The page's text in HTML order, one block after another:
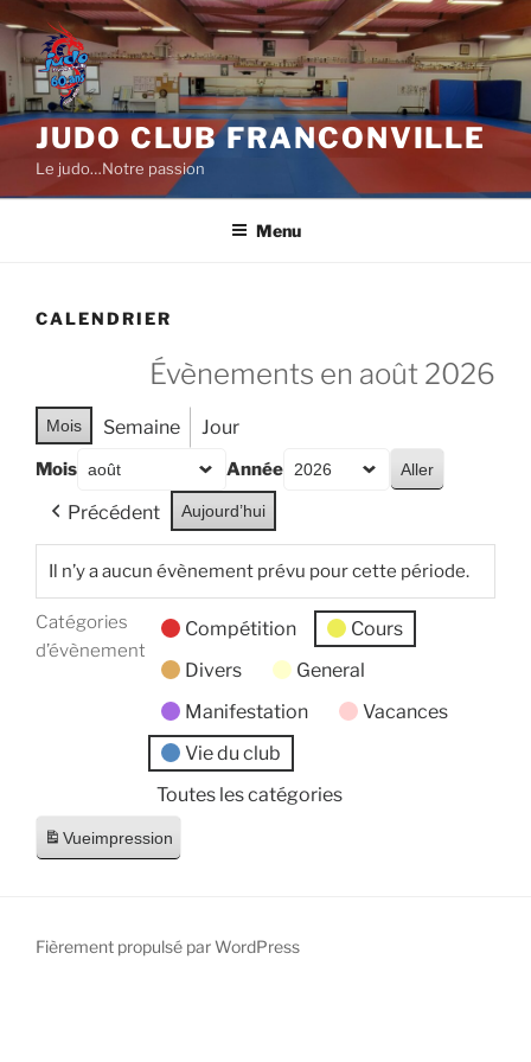
Aller
au
contenu
principal
JUDO CLUB FRANCONVILLE
Le judo…Notre passion
Menu
CALENDRIER
Évènements en août 2026
Mois Semaine Jour
Mois Année
Précédent Aujourd’hui
Il n’y a aucun évènement prévu pour cette période.
Catégories
d’évènement
Compétition
Cours
Divers
General
Manifestation
Vacances
Vie du club
Toutes les catégories
Vueimpression
Fièrement propulsé par WordPress